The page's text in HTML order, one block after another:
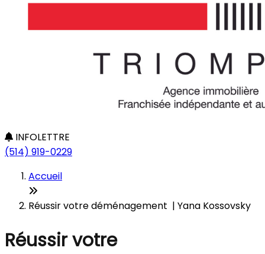
INFOLETTRE
(514) 919-0229
Accueil
Réussir votre déménagement | Yana Kossovsky
Réussir votre